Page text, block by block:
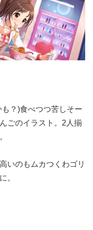
？)食べつつ苦しそー
ごのイラスト。2人揃
いのもムカつくわゴリ
。